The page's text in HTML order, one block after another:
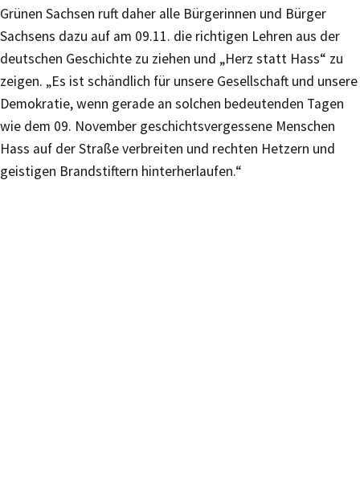
Grünen Sachsen ruft daher alle Bürgerinnen und Bürger
Sachsens dazu auf am 09.11. die richtigen Lehren aus der
deutschen Geschichte zu ziehen und „Herz statt Hass“ zu
zeigen. „Es ist schändlich für unsere Gesellschaft und unsere
Demokratie, wenn gerade an solchen bedeutenden Tagen
wie dem 09. November geschichtsvergessene Menschen
Hass auf der Straße verbreiten und rechten Hetzern und
geistigen Brandstiftern hinterherlaufen.“